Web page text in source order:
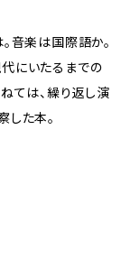
音楽は国際語か。
にいたるまでの
ては、繰り返し演
た本。